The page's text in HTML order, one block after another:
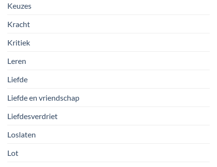
Keuzes
Kracht
Kritiek
Leren
Liefde
Liefde en vriendschap
Liefdesverdriet
Loslaten
Lot